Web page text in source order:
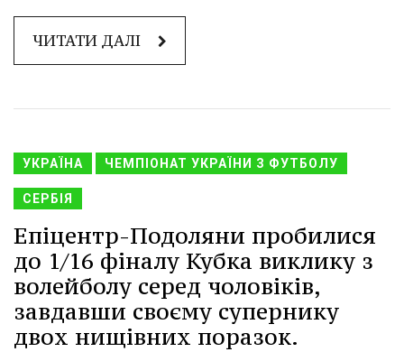
ЧИТАТИ ДАЛІ
УКРАЇНА ЧЕМПІОНАТ УКРАЇНИ З ФУТБОЛУ
СЕРБІЯ
Епіцентр-Подоляни пробилися
до 1/16 фіналу Кубка виклику з
волейболу серед чоловіків,
завдавши своєму супернику
двох нищівних поразок.